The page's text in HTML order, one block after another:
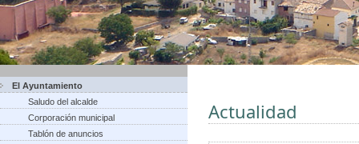
El Ayuntamiento
Saludo del alcalde
Corporación municipal
Tablón de anuncios
Actualidad